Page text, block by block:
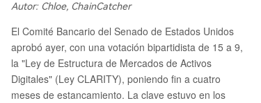
u voto final en el pleno del Senado no está gara
ntizado. Los principales obstáculos son la inclusi
ón de una cláusula de ética sobre conflictos de i
nterés de funcionarios (exigida por los demócrat
as) y la necesidad de alcanzar 60 votos en el Se
nado. Los analistas creen que estos puntos deb
Autor: Chloe, ChainCatcher
El Comité Bancario del Senado de Estados Unidos
aprobó ayer, con una votación bipartidista de 15 a 9,
la "Ley de Estructura de Mercados de Activos
Digitales" (Ley CLARITY), poniendo fin a cuatro
meses de estancamiento. La clave estuvo en los